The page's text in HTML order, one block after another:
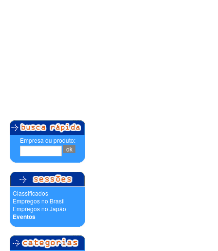
Empresa ou produto:
Classificados
Empregos no Brasil
Empregos no Japão
Eventos